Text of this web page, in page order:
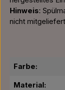
Hinweis:
nicht mitgeliefert
Farbe:
Material: